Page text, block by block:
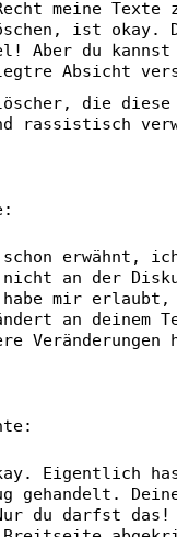
meine Texte
ist okay.
Aber du kannst
Absicht
die diese
rassistisch
erwähnt,
nicht an der
mir erlaubt,
an deinem
Eigentlich
gehandelt. Deine
du darfst das!